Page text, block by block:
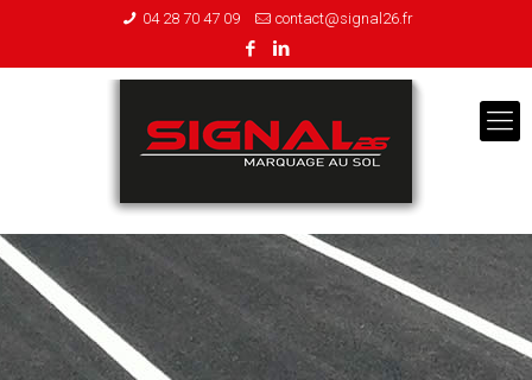
04 28 70 47 09 contact@signal26.fr